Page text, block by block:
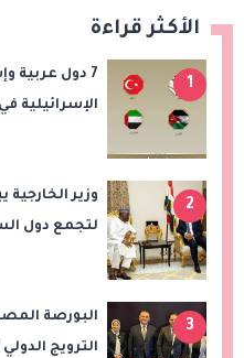
الأكثر قراءة
1
7 دول عربية
الإسرائيلية
2
وزير
لتجمع دول
3
البورصة
الترويج